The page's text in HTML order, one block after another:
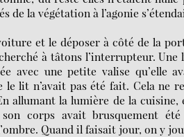
de la végétation à l’agonie
et le déposer à côté de la
à tâtons l’interrupteur. Une
une petite valise qu’elle
lit n’avait pas été fait. Cela ne
allumant la lumière de la cuisine,
corps avait brusquement été
Quand il faisait jour, on y